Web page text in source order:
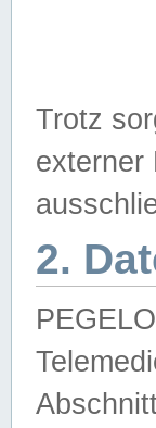
Trotz
externer
2.